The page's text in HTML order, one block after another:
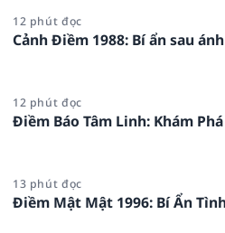
12 phút đọc
Cảnh Điềm 1988: Bí ẩn sau
12 phút đọc
Điềm Báo Tâm Linh: Khám
13 phút đọc
Điềm Mật Mật 1996: Bí Ẩn